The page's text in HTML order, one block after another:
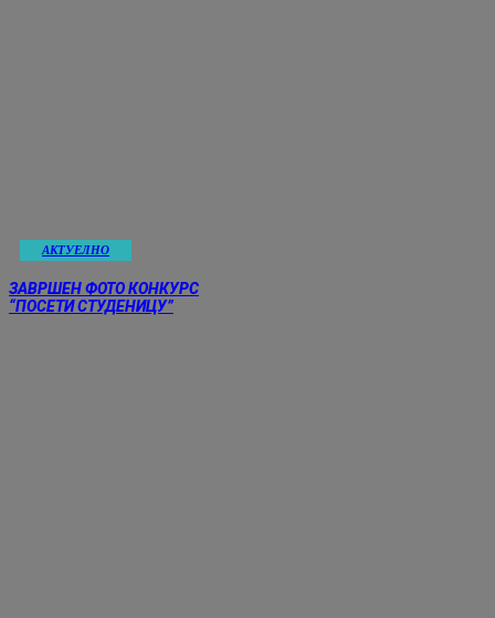
АКТУЕЛНО
ЗАВРШЕН ФОТО КОНКУРС
“ПОСЕТИ СТУДЕНИЦУ”